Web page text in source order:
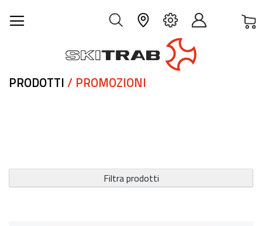
PRODOTTI/ PROMOZIONI
Filtra prodotti